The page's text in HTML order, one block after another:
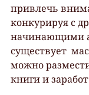
привлечь
конкурируя с
начинающими
существует
можно
книги и